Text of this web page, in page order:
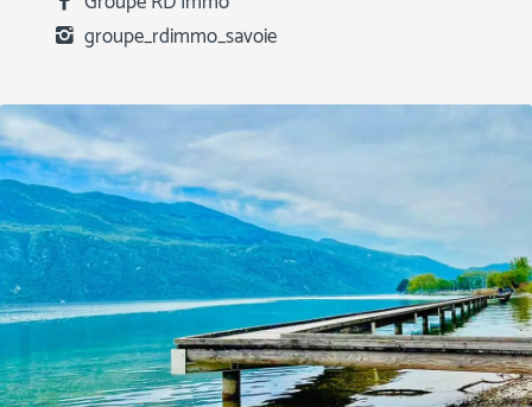
groupe_rdimmo_savoie